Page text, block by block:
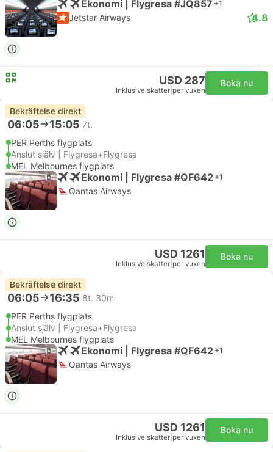
Ekonomi | Flygresa #JQ857 +1
Jetstar Airways 4.8
USD 287
Inklusive skatter per vuxen
Boka nu
Bekräftelse direkt
06:05 15:05 7t.
PER Perths flygplats
Anslut själv | Flygresa+Flygresa
MEL Melbournes flygplats
Ekonomi | Flygresa #QF642 +1
Qantas Airways
USD 1261
Inklusive skatter per vuxen
Boka nu
Bekräftelse direkt
06:05 16:35 8t. 30m
PER Perths flygplats
Anslut själv | Flygresa+Flygresa
MEL Melbournes flygplats
Ekonomi | Flygresa #QF642 +1
Qantas Airways
USD 1261
Inklusive skatter per vuxen
Boka nu